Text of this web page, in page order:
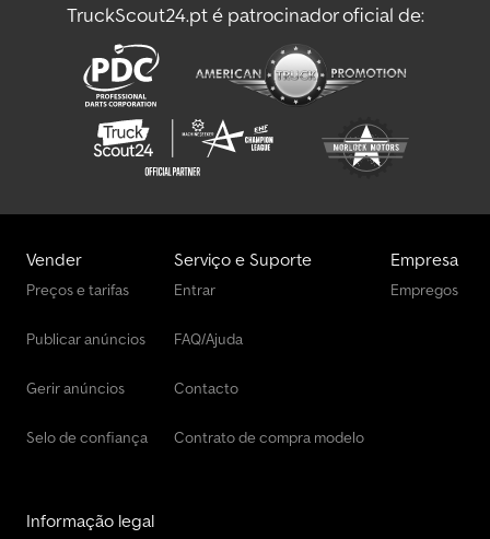
TruckScout24.pt é patrocinador oficial de:
Vender
Preços e tarifas
Publicar anúncios
Gerir anúncios
Selo de confiança
Serviço e Suporte
Entrar
FAQ/Ajuda
Contacto
Contrato de compra modelo
Empresa
Empregos
Informação legal